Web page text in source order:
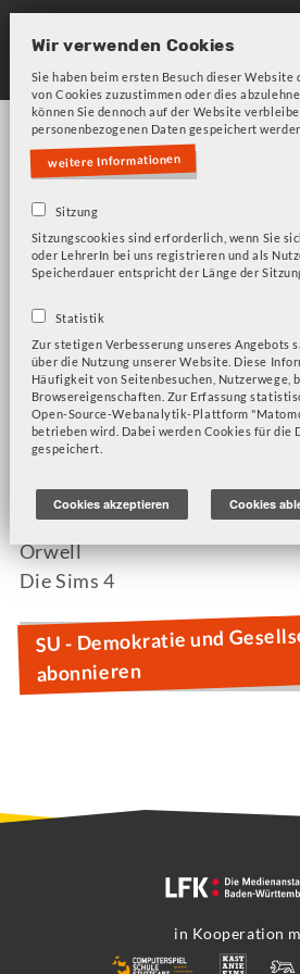
Skip
main
navigation
Bitte beachten Sie unsere
SU -
und
Wir verwenden Cookies
Sie haben beim ersten Besuch dieser Website
von Cookies zuzustimmen oder dies
können Sie dennoch auf der Website
personenbezogenen Daten gespeichert
weitere Informationen
Sitzung
Sitzungscookies sind erforderlich, wenn Sie
oder LehrerIn bei uns registrieren und als
Speicherdauer entspricht der Länge der
Statistik
Zur stetigen Verbesserung unseres Angebots
über die Nutzung unserer Website. Diese
Häufigkeit von Seitenbesuchen, Nutzerwege,
Browsereigenschaften. Zur Erfassung
Open-Source-Webanalytik-Plattform
betrieben wird. Dabei werden Cookies für die
gespeichert.
Cookies akzeptieren Cookies
Wo ist Goldi?
Through the Darkest of Times
Begrabe mich, mein Schatz
Orwell
Die Sims 4
SU - Demokratie und
abonnieren
in Kooperation